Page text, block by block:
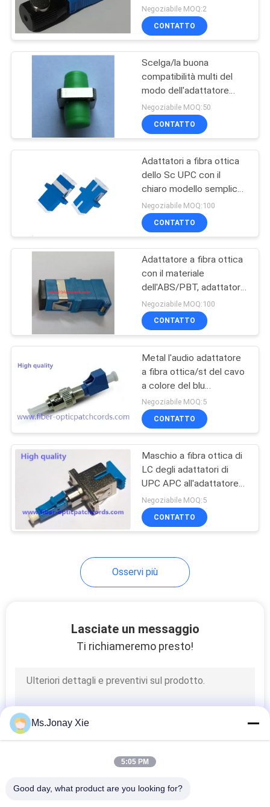
SITO
PRIVACY
Schede di fibra
ottica
79
Fibra ottica
Attenuatore
15
Fibra ottica Splitter
connettori per fibre
ottiche
vassoio a fibra
Fibra ottica Box
Terminal
professionali dello Sc
Negoziabile MOQ:2
CONTATTO
Scelga/la buona
compatibilità multi del
modo dell'adattatore
manica semplice a fibra
ottica del metallo
Negoziabile MOQ:50
CONTATTO
Adattatori a fibra ottica
dello Sc UPC con il
chiaro modello semplice
bianco del cappuccio
parapolvere singolo
Negoziabile MOQ:100
CONTATTO
Adattatore a fibra ottica
con il materiale
dell'ABS/PBT, adattatore
dell'otturatore del lato
dello Sc di verde/blu
cavo ottico
Negoziabile MOQ:100
CONTATTO
Metal l'audio adattatore
a fibra ottica/st del cavo
a colore del blu
dell'adattatore della fibra
di Lc
Negoziabile MOQ:5
CONTATTO
Maschio a fibra ottica di
LC degli adattatori di
UPC APC all'adattatore
ibrido femminile dello Sc
Negoziabile MOQ:5
CONTATTO
Osservi più
Lasciate un messaggio
Ti richiameremo presto!
Ms.Jonay Xie
5:05 PM
Good day, what product are you looking for?